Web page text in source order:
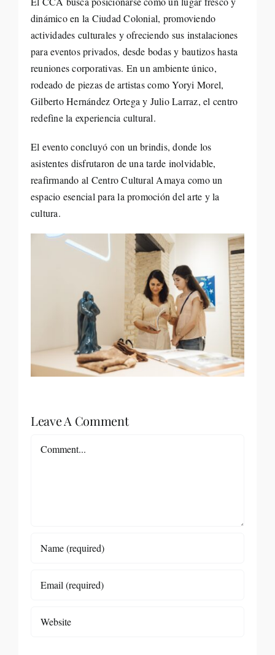
dinámico en la Ciudad Colonial, promoviendo
actividades culturales y ofreciendo sus instalaciones
para eventos privados, desde bodas y bautizos hasta
reuniones corporativas. En un ambiente único,
rodeado de piezas de artistas como Yoryi Morel,
Gilberto Hernández Ortega y Julio Larraz, el centro
redefine la experiencia cultural.
El evento concluyó con un brindis, donde los
asistentes disfrutaron de una tarde inolvidable,
reafirmando al Centro Cultural Amaya como un
espacio esencial para la promoción del arte y la
cultura.
Leave A Comment